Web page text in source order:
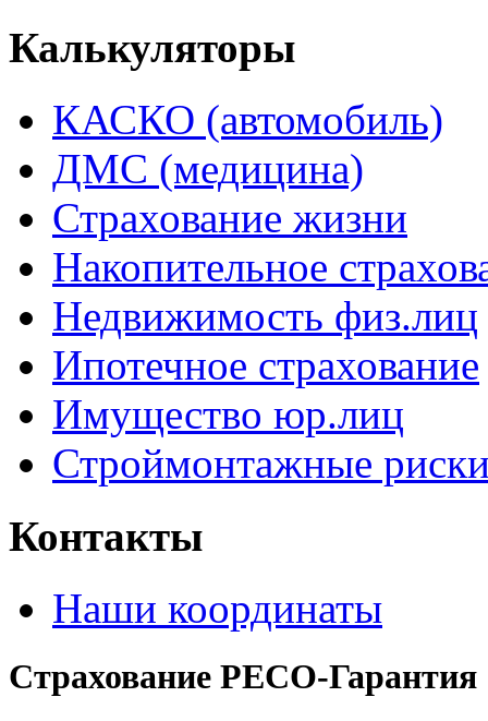
Калькуляторы
КАСКО (автомобиль)
ДМС (медицина)
Страхование жизни
Накопительное
Недвижимость физ.лиц
Ипотечное страхование
Имущество юр.лиц
Строймонтажные
Контакты
Наши координаты
Страхование РЕСО-Гарантия